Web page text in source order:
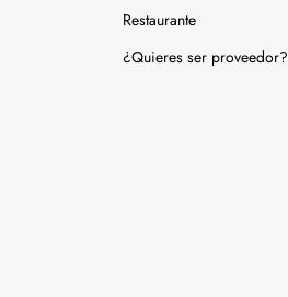
Restaurante
¿Quieres ser proveedor?